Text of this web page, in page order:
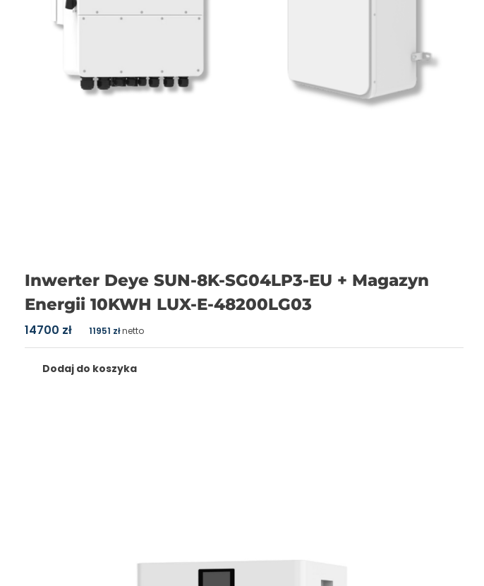
Inwerter Deye SUN-8K-SG04LP3-EU + Magazyn
Energii 10KWH LUX-E-48200LG03
14700 zł 11951 złnetto
Dodaj do koszyka